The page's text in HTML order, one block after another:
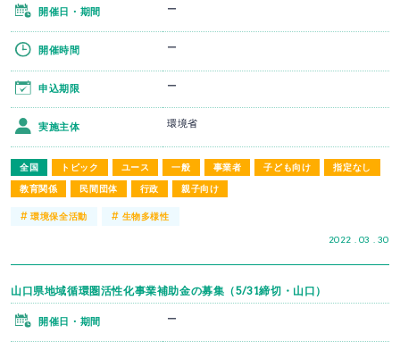
全国 トピック ユース 一般 事業者 子ども向け
指定なし
教育関係
民間団体 行政 親子向け
2022 . 03 . 30
開催日・期間 ー
開催時間 ー
申込期限 ー
実施主体 環境省
#環境保全活動 # 生物多様性
山口県地域循環圏活性化事業補助金の募集（5/31締切・山口）
開催日・期間 ー